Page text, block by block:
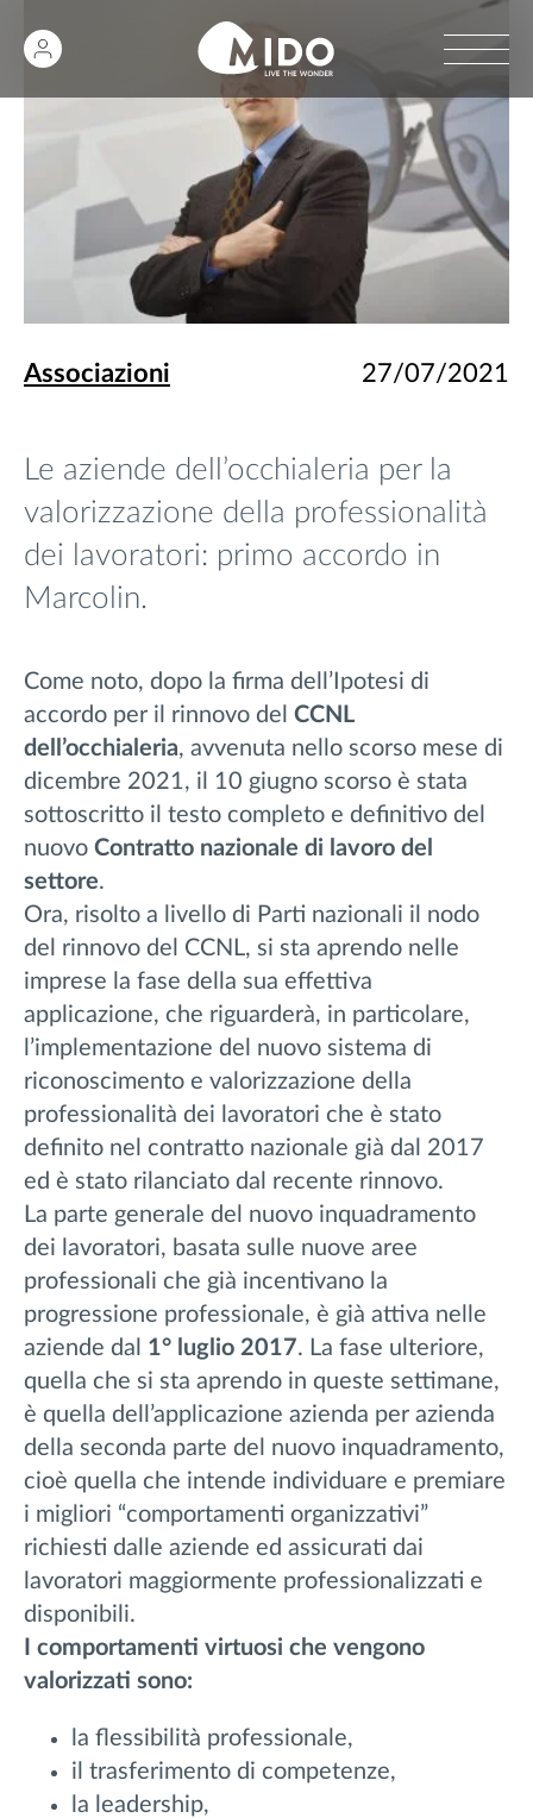
Associazioni 27/07/2021
Le aziende dell’occhialeria per la
valorizzazione della professionalità
dei lavoratori: primo accordo in
Marcolin.
Come noto, dopo la firma dell’Ipotesi di
accordo per il rinnovo del CCNL
dell’occhialeria, avvenuta nello scorso mese di
dicembre 2021, il 10 giugno scorso è stata
sottoscritto il testo completo e definitivo del
nuovo Contratto nazionale di lavoro del
settore.
Ora, risolto a livello di Parti nazionali il nodo
del rinnovo del CCNL, si sta aprendo nelle
imprese la fase della sua effettiva
applicazione, che riguarderà, in particolare,
l’implementazione del nuovo sistema di
riconoscimento e valorizzazione della
professionalità dei lavoratori che è stato
definito nel contratto nazionale già dal 2017
ed è stato rilanciato dal recente rinnovo.
La parte generale del nuovo inquadramento
dei lavoratori, basata sulle nuove aree
professionali che già incentivano la
progressione professionale, è già attiva nelle
aziende dal 1° luglio 2017. La fase ulteriore,
quella che si sta aprendo in queste settimane,
è quella dell’applicazione azienda per azienda
della seconda parte del nuovo inquadramento,
cioè quella che intende individuare e premiare
i migliori “comportamenti organizzativi”
richiesti dalle aziende ed assicurati dai
lavoratori maggiormente professionalizzati e
disponibili.
I comportamenti virtuosi che vengono
valorizzati sono:
la flessibilità professionale,
il trasferimento di competenze,
la leadership,